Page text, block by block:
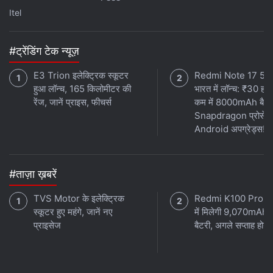
पहली बार वीवो के फोन इस्तेमाल करने वाले लोग आईओएस जैसे लुक से
थोड़ा असमंजस में पड़ सकते हैं। रीसेंट ऐप्स स्क्रीन और टॉगल स्वीच
को बॉटम से ऊपर की तरफ स्वाइप करने पर एक्सेस करना संभव है।
बायीं तरफ दिए गए कैपिसिटिव बटन को थोड़ी देर दबाने पर होमस्क्रीन
Itel
#ट्रेंडिंग टेक न्यूज़
E3 Trion इलेक्ट्रिक स्कूटर
हुआ लॉन्च, 165 किलोमीटर की
रेंज, जानें प्राइस, फीचर्स
Redmi Note 17 5G
भारत में लॉन्च: ₹30
कम में 8000mAh
Snapdragon
Android अपग्रेड्स!
#ताज़ा ख़बरें
TVS Motor के इलेक्ट्रिक
स्कूटर हुए महंगे, जानें नए
प्राइसेज
Redmi K100 Pro
में मिलेगी 9,070mAh
बैटरी, अगले सप्ताह होगा